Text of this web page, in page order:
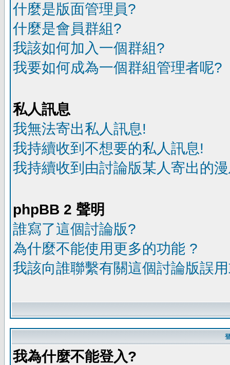
什麼是版面管理員?
什麼是會員群組?
我該如何加入一個群組?
我要如何成為一個群組管理者呢?
私人訊息
我無法寄出私人訊息!
我持續收到不想要的私人訊息!
我持續收到由討論版某人寄出的
phpBB 2 聲明
誰寫了這個討論版?
為什麼不能使用更多的功能 ?
我該向誰聯繫有關這個討論版誤
我為什麼不能登入?